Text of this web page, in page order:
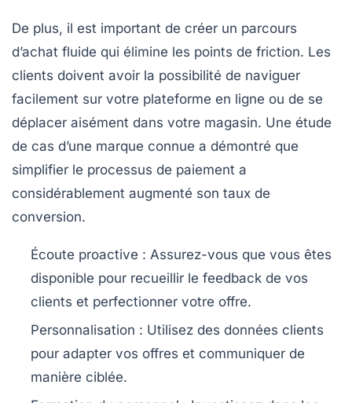
De plus, il est important de créer un parcours
d’achat fluide qui élimine les points de friction. Les
clients doivent avoir la possibilité de naviguer
facilement sur votre plateforme en ligne ou de se
déplacer aisément dans votre magasin. Une étude
de cas d’une marque connue a démontré que
simplifier le processus de paiement a
considérablement augmenté son taux de
conversion.
Écoute proactive : Assurez-vous que vous êtes
disponible pour recueillir le feedback de vos
clients et perfectionner votre offre.
Personnalisation : Utilisez des données clients
pour adapter vos offres et communiquer de
manière ciblée.